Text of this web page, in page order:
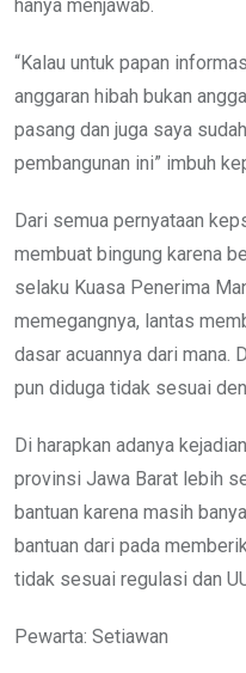
hanya menjawab.
“Kalau untuk papan
anggaran hibah bukan
pasang dan juga saya
pembangunan ini” imbuh
Dari semua pernyataan
membuat bingung karena
selaku Kuasa Penerima
memegangnya, lantas
dasar acuannya dari mana.
pun diduga tidak sesuai
Di harapkan adanya
provinsi Jawa Barat lebih
bantuan karena masih
bantuan dari pada
tidak sesuai regulasi dan
Pewarta: Setiawan